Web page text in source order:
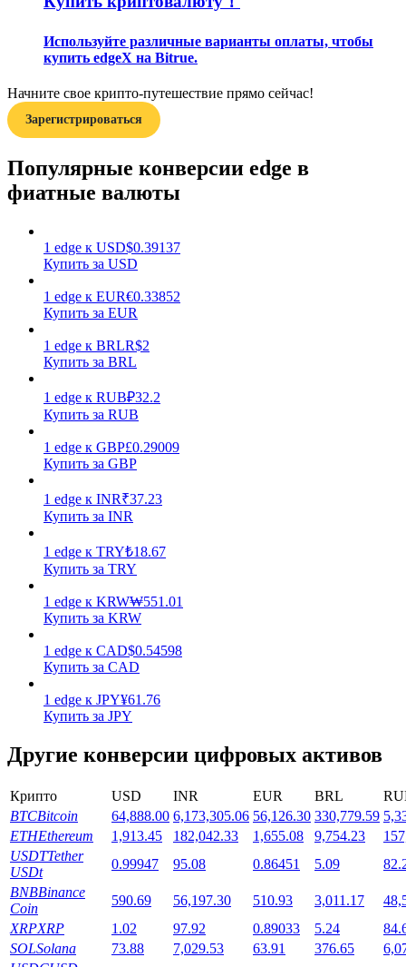
Торговые стратегии
Узнайте, как оставаться прибыльным
Заработок
Силовая свинья
Получайте конкурентные награды ежедневно
Высокая прибыль и мгновенный доступ
Launchpool
Гибкая ставка для заработка популярных токенов
Используйте различные варианты оплаты, чтобы
купить edgeX на Bitrue.
Начните свое крипто-путешествие прямо сейчас!
Зарегистрироваться
Популярные конверсии edge в
фиатные валюты
1 edge к USD$0.39137
Купить за USD
1 edge к EUR€0.33852
Купить за EUR
1 edge к BRLR$2
Купить за BRL
1 edge к RUB₽32.2
Купить за RUB
1 edge к GBP£0.29009
Купить за GBP
1 edge к INR₹37.23
Купить за INR
1 edge к TRY₺18.67
Купить за TRY
1 edge к KRW₩551.01
Купить за KRW
1 edge к CAD$0.54598
Купить за CAD
1 edge к JPY¥61.76
Купить за JPY
Другие конверсии цифровых активов
Крипто USD INR EUR BRL
BTCBitcoin 64,888.00 6,173,305.06 56,126.30 330,779.59
ETHEthereum 1,913.45 182,042.33 1,655.08 9,754.23
USDTTether
USDt
0.99947 95.08 0.86451 5.09
BNBBinance
Coin
590.69 56,197.30 510.93 3,011.17
XRPXRP 1.02 97.92 0.89033 5.24
SOLSolana 73.88 7,029.53 63.91 376.65